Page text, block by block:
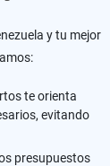
y tu mejor
te orienta
evitando
presupuestos